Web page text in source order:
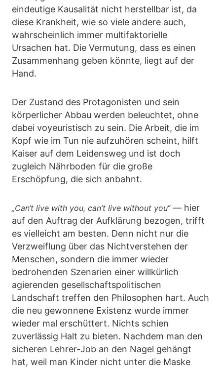
eindeutige Kausalität nicht herstellbar ist, da
diese Krankheit, wie so viele andere auch,
wahrscheinlich immer multifaktorielle
Ursachen hat. Die Vermutung, dass es einen
Zusammenhang geben könnte, liegt auf der
Hand.
Der Zustand des Protagonisten und sein
körperlicher Abbau werden beleuchtet, ohne
dabei voyeuristisch zu sein. Die Arbeit, die im
Kopf wie im Tun nie aufzuhören scheint, hilft
Kaiser auf dem Leidensweg und ist doch
zugleich Nährboden für die große
Erschöpfung, die sich anbahnt.
„Can‘t live with you, can’t live without you“— hier
auf den Auftrag der Aufklärung bezogen, trifft
es vielleicht am besten. Denn nicht nur die
Verzweiflung über das Nichtverstehen der
Menschen, sondern die immer wieder
bedrohenden Szenarien einer willkürlich
agierenden gesellschaftspolitischen
Landschaft treffen den Philosophen hart. Auch
die neu gewonnene Existenz wurde immer
wieder mal erschüttert. Nichts schien
zuverlässig Halt zu bieten. Nachdem man den
sicheren Lehrer-Job an den Nagel gehängt
hat, weil man Kinder nicht unter die Maske